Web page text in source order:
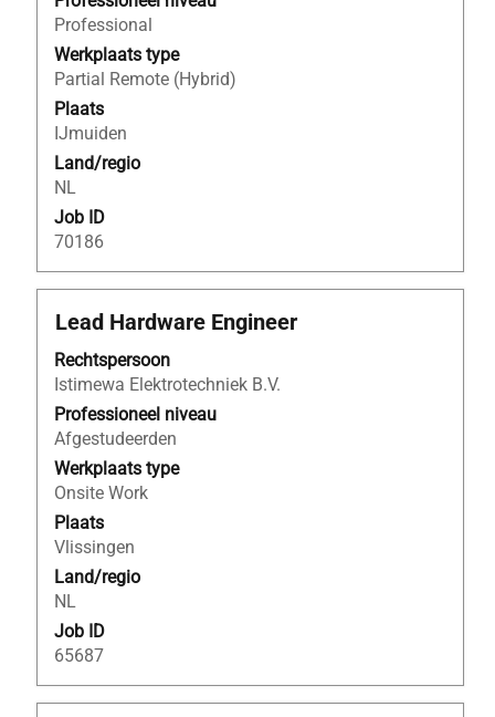
Professional
Werkplaats type
Partial Remote (Hybrid)
Plaats
IJmuiden
Land/regio
NL
Job ID
70186
van
de
functiegegevens
weer
te
geven.
Titel
Lead Hardware Engineer
Rechtspersoon
Istimewa Elektrotechniek B.V.
Professioneel niveau
Afgestudeerden
Werkplaats type
Onsite Work
Plaats
Vlissingen
Land/regio
NL
Job ID
65687
Selecteer
spatiebalk
om
de
volledige
inhoud
van
de
functiegegevens
weer
te
geven.